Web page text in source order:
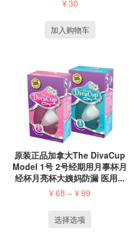
¥30
加入购物车
原装正品加拿大The DivaCup
Model 1号 2号经期用月事杯月
经杯月亮杯大姨妈防漏 医用...
¥68 –¥99
选择选项